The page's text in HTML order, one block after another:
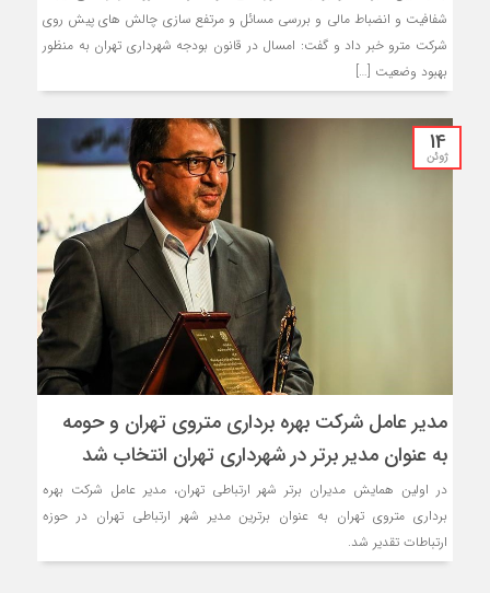
شفافیت و انضباط مالی و بررسی مسائل و مرتفع سازی چالش های پیش روی
شرکت مترو خبر داد و گفت: امسال در قانون بودجه شهرداری تهران به منظور
بهبود وضعیت […]
14
ژوئن
مدیر عامل شرکت بهره برداری متروی تهران و حومه
به عنوان مدیر برتر در شهرداری تهران انتخاب شد
در اولین ‌همایش مدیران برتر شهر ارتباطی تهران، مدیر عامل شرکت بهره
برداری متروی تهران به عنوان برترين مدير شهر ارتباطي تهران در حوزه
ارتباطات تقدیر شد.